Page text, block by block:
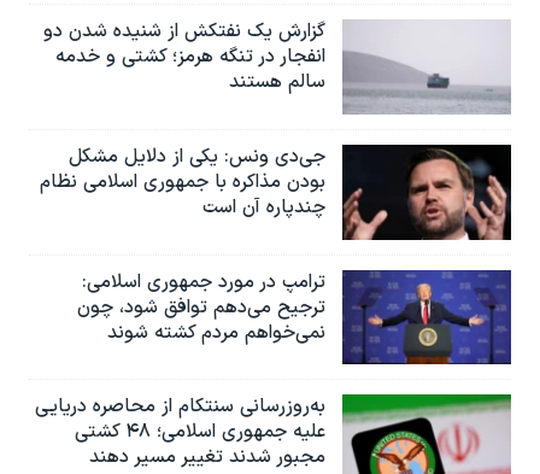
گزارش یک نفتکش از شنیده شدن دو
انفجار در تنگه هرمز؛ کشتی و خدمه
سالم هستند
جی‌دی ونس: یکی از دلایل مشکل
بودن مذاکره با جمهوری اسلامی نظام
چندپاره آن است
ترامپ در مورد جمهوری اسلامی:
ترجیح می‌دهم توافق شود، چون
نمی‌خواهم مردم کشته شوند
به‌روزرسانی سنتکام از محاصره دریایی
علیه جمهوری اسلامی؛ ۴۸ کشتی
مجبور شدند تغییر مسیر دهند